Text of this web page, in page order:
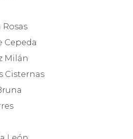
Cepeda
Milán
Cisternas